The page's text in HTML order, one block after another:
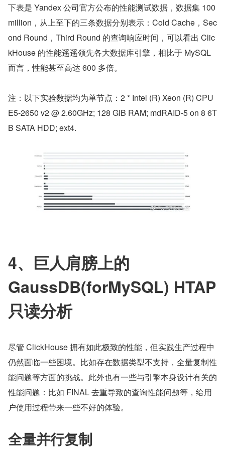
下表是 Yandex 公司官方公布的性能测试数据，数据集 100
million，从上至下的三条数据分别表示：Cold Cache，Sec
ond Round，Third Round 的查询响应时间，可以看出 Clic
kHouse 的性能遥遥领先各大数据库引擎，相比于 MySQL
而言，性能甚至高达 600 多倍。
注：以下实验数据均为单节点：2 * Intel (R) Xeon (R) CPU
E5-2650 v2 @ 2.60GHz; 128 GiB RAM; mdRAID-5 on 8 6T
B SATA HDD; ext4.
​4、巨人肩膀上的
GaussDB(forMySQL) HTAP
只读分析
尽管 ClickHouse 拥有如此极致的性能，但实践生产过程中
仍然面临一些困境。比如存在数据类型不支持，全量复制性
能问题等方面的挑战。此外也有一些与引擎本身设计有关的
性能问题：比如 FINAL 去重导致的查询性能问题等，给用
户使用过程带来一些不好的体验。
全量并行复制